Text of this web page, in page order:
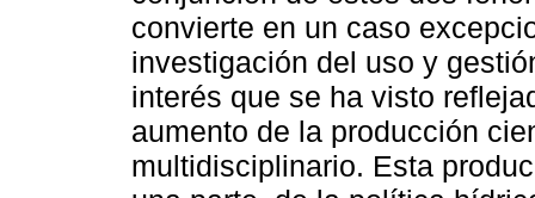
convierte en un caso
investigación del uso y
interés que se ha visto
aumento de la producción
multidisciplinario. Esta